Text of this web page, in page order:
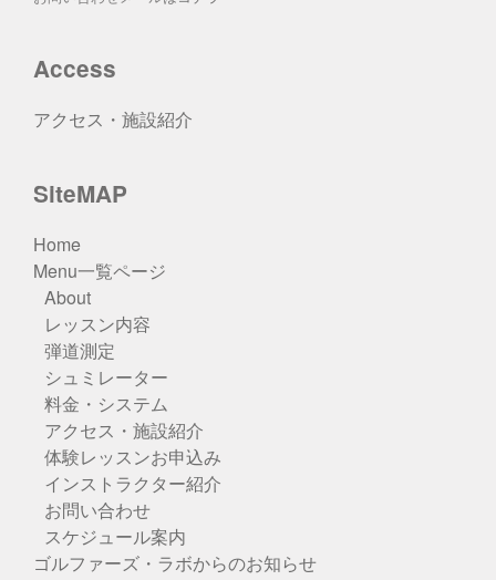
Access
アクセス・施設紹介
SiteMAP
Home
Menu一覧ページ
About
レッスン内容
弾道測定
シュミレーター
料金・システム
アクセス・施設紹介
体験レッスンお申込み
インストラクター紹介
お問い合わせ
スケジュール案内
ゴルファーズ・ラボからのお知らせ